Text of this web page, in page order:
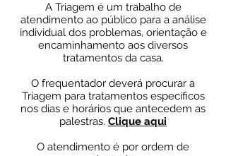
A Triagem é um trabalho de
atendimento ao público para a análise
individual dos problemas, orientação e
encaminhamento aos diversos
tratamentos da casa.
O frequentador deverá procurar a
Triagem para tratamentos específicos
nos dias e horários que antecedem as
palestras. Clique aqui
O atendimento é por ordem de